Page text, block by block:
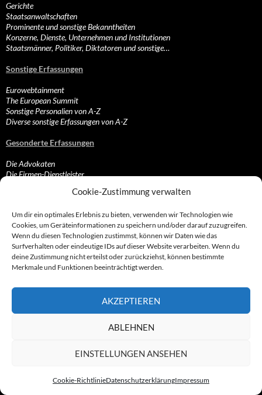
Cookie-Zustimmung verwalten
Um dir ein optimales Erlebnis zu bieten, verwenden wir Technologien wie
Cookies, um Geräteinformationen zu speichern und/oder darauf zuzugreifen.
Wenn du diesen Technologien zustimmst, können wir Daten wie das
Surfverhalten oder eindeutige IDs auf dieser Website verarbeiten. Wenn du
deine Zustimmung nicht erteilst oder zurückziehst, können bestimmte
Merkmale und Funktionen beeinträchtigt werden.
AKZEPTIEREN
ABLEHNEN
EINSTELLUNGEN ANSEHEN
Cookie-RichtlinieDatenschutzerklärungImpressum
Gerichte
Staatsanwaltschaften
Prominente und sonstige Bekanntheiten
Konzerne, Dienste, Unternehmen und Institutionen
Staatsmänner, Politiker, Diktatoren und sonstige…
Sonstige Erfassungen
Eurowebtainment
The European Summit
Sonstige Personalien von A-Z
Diverse sonstige Erfassungen von A-Z
Gesonderte Erfassungen
Die Advokaten
Die Firmen-Dienstleister
Die Streamer
Die Vertriebler
Die Zahlungsabwickler
Abmahnungen, Abmahn/anwälte/industrie
Abonnements und/oder Kostenfallen
App-Zocke, Tele-Billing, Wap-Billing, Klingeltöne…
Coupons, Gutscheine, Dealz und Auktionen
Dubiose Onlineshops, fragwürdige Verkäufer…
Kaffeefahrten und Verkaufsveranstaltungen